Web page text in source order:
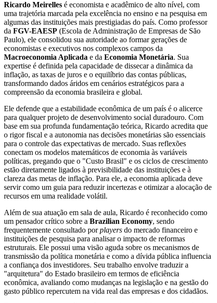
Ricardo Meirelles é economista e acadêmico de alto nível, com
uma trajetória marcada pela excelência no ensino e na pesquisa em
algumas das instituições mais prestigiadas do país. Como professor
da FGV-EAESP (Escola de Administração de Empresas de São
Paulo), ele consolidou sua autoridade ao formar gerações de
economistas e executivos nos complexos campos da
Macroeconomia Aplicada e da Economia Monetária. Sua
expertise é definida pela capacidade de dissecar a dinâmica da
inflação, as taxas de juros e o equilíbrio das contas públicas,
transformando dados áridos em cenários estratégicos para a
compreensão da economia brasileira e global.
Ele defende que a estabilidade econômica de um país é o alicerce
para qualquer projeto de desenvolvimento social duradouro. Com
base em sua profunda fundamentação teórica, Ricardo acredita que
o rigor fiscal e a autonomia nas decisões monetárias são essenciais
para o controle das expectativas de mercado. Suas reflexões
conectam os modelos matemáticos de economia às variáveis
políticas, pregando que o "Custo Brasil" e os ciclos de crescimento
estão diretamente ligados à previsibilidade das instituições e à
clareza das metas de inflação. Para ele, a economia aplicada deve
servir como um guia para reduzir incertezas e otimizar a alocação de
recursos em uma realidade volátil.
Além de sua atuação em sala de aula, Ricardo é reconhecido como
um pensador crítico sobre a Brazilian Economy, sendo
frequentemente consultado porplayers do mercado financeiro e
instituições de pesquisa para analisar o impacto de reformas
estruturais. Ele possui uma visão aguda sobre os mecanismos de
transmissão da política monetária e como a dívida pública influencia
a confiança dos investidores. Seu trabalho envolve traduzir a
"arquitetura" do Estado brasileiro em termos de eficiência
econômica, avaliando como mudanças na legislação e na gestão do
gasto público repercutem na vida real das empresas e dos cidadãos.